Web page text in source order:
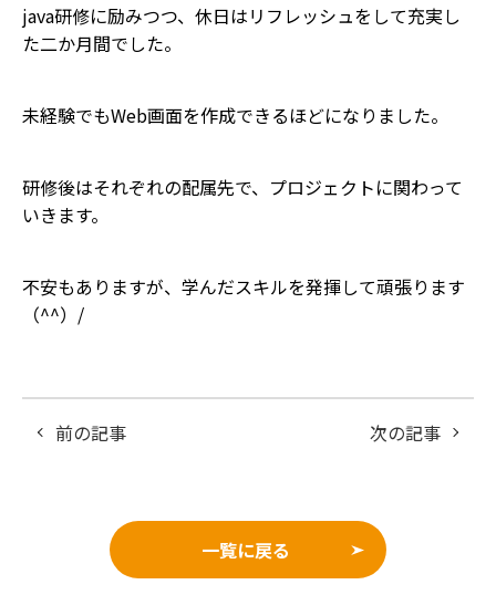
java研修に励みつつ、休日はリフレッシュをして充実し
た二か月間でした。
未経験でもWeb画面を作成できるほどになりました。
研修後はそれぞれの配属先で、プロジェクトに関わって
いきます。
不安もありますが、学んだスキルを発揮して頑張ります
（^^）/
前の記事 次の記事
一覧に戻る